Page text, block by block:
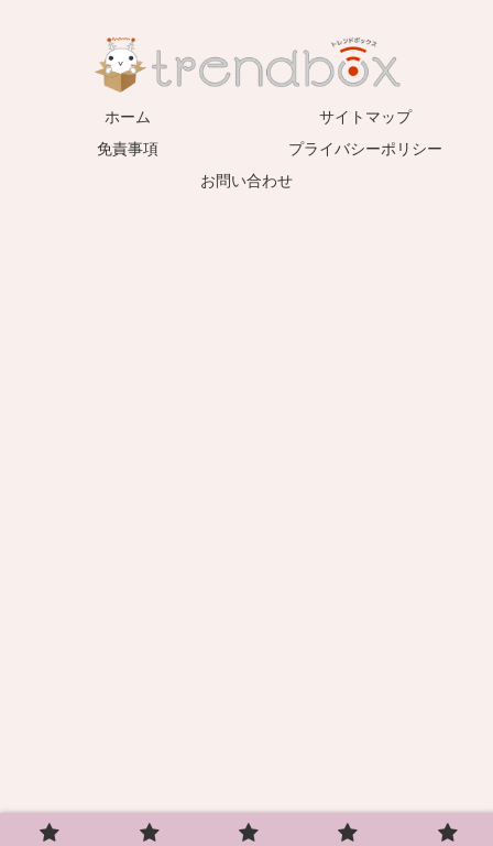
ホーム
サイトマップ
免責事項
プライバシーポリシー
お問い合わせ